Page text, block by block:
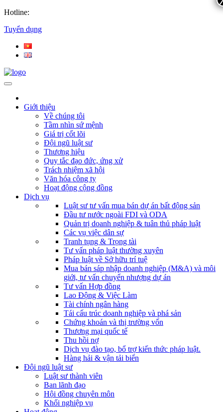
Hotline:
Tuyển dụng
Giới thiệu
Về chúng tôi
Tầm nhìn sứ mệnh
Giá trị cốt lõi
Đội ngũ luật sư
Thương hiệu
Quy tắc đạo đức, ứng xử
Trách nhiệm xã hội
Văn hóa công ty
Hoạt động cộng đồng
Dịch vụ
Luật sư tư vấn mua bán dự án bất động sản
Đầu tư nước ngoài FDI và ODA
Quản trị doanh nghiệp & tuân thủ pháp luật
Các vụ việc dân sự
Tranh tụng & Trọng tài
Tư vấn pháp luật thường xuyên
Pháp luật về Sở hữu trí tuệ
Mua bán sáp nhập doanh nghiệp (M&A) và môi
giới, tư vấn chuyển nhượng dự án
Tư vấn Hợp đồng
Lao Động & Việc Làm
Tài chính ngân hàng
Tái cấu trúc doanh nghiệp và phá sản
Chứng khoán và thị trường vốn
Thương mại quốc tế
Thu hồi nợ
Dịch vụ đào tạo, bổ trợ kiến thức pháp luật.
Hàng hải & vận tải biển
Đội ngũ luật sư
Luật sư thành viên
Ban lãnh đạo
Hội đồng chuyên môn
Khối nghiệp vụ